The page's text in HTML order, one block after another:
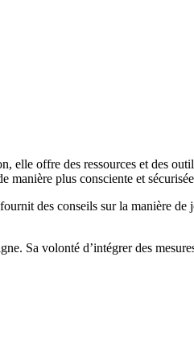
elle offre des ressources et des
manière plus consciente et
des conseils sur la manière de
Sa volonté d’intégrer des